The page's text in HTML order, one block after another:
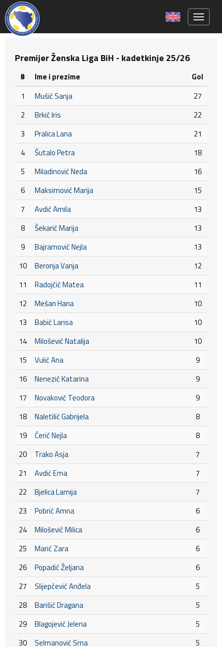
Premijer Ženska Liga BiH - kadetkinje 25/26
# Ime i prezime
Gol
1
Mušić Sanja
27
2
Brkić Iris
22
3
Pralica Lana
21
4
Šutalo Petra
18
5
Miladinović Neda
16
6
Maksimović Marija
15
7
Avdić Amila
13
8
Šekarić Marija
13
9
Bajramović Nejla
13
10
Beronja Vanja
12
11
Radojčić Matea
11
12
Mešan Hana
10
13
Babić Larisa
10
14
Milošević Natalija
10
15
Vulić Ana
9
16
Nenezić Katarina
9
17
Novaković Teodora
9
18
Naletilić Gabrijela
8
19
Ćerić Nejla
8
20
Trako Asja
7
21
Avdić Ema
7
22
Bjelica Lamija
7
23
Pobrić Amna
6
24
Milošević Milica
6
25
Marić Zara
6
26
Popadić Željana
6
27
Slijepčević Anđela
5
28
Barišić Dragana
5
29
Blagojević Jelena
5
30
Selmanović Srna
5